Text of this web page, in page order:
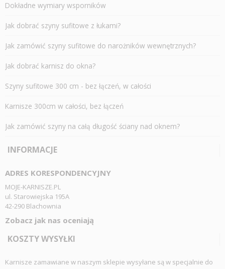
Dokładne wymiary wsporników
Jak dobrać szyny sufitowe z łukami?
Jak zamówić szyny sufitowe do narożników wewnętrznych?
Jak dobrać karnisz do okna?
Szyny sufitowe 300 cm - bez łączeń, w całości
Karnisze 300cm w całości, bez łączeń
Jak zamówić szyny na całą długość ściany nad oknem?
INFORMACJE
ADRES KORESPONDENCYJNY
MOJE-KARNISZE.PL
ul. Starowiejska 195A
42-290 Blachownia
Zobacz jak nas oceniają
KOSZTY WYSYŁKI
Karnisze zamawiane w naszym sklepie wysyłane są w specjalnie do